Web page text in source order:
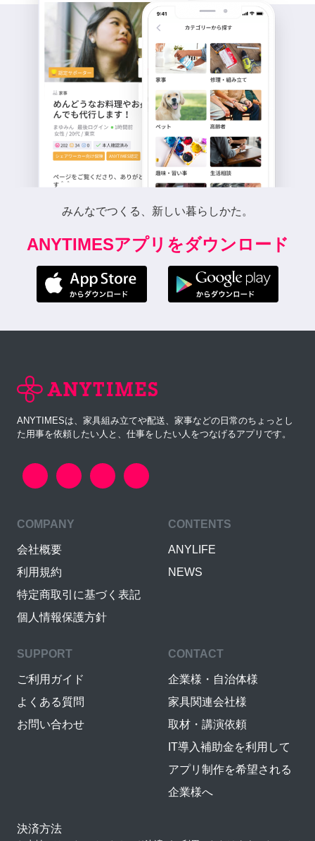
みんなでつくる、新しい暮らしかた。
ANYTIMESアプリをダウンロード
ANYTIMESは、家具組み立てや配送、家事などの日常のちょっとし
た用事を依頼したい人と、仕事をしたい人をつなげるアプリです。
COMPANY
会社概要
利用規約
特定商取引に基づく表記
個人情報保護方針
CONTENTS
ANYLIFE
NEWS
SUPPORT
ご利用ガイド
よくある質問
お問い合わせ
CONTACT
企業様・自治体様
家具関連会社様
取材・講演依頼
IT導入補助金を利用して
アプリ制作を希望される
企業様へ
決済方法